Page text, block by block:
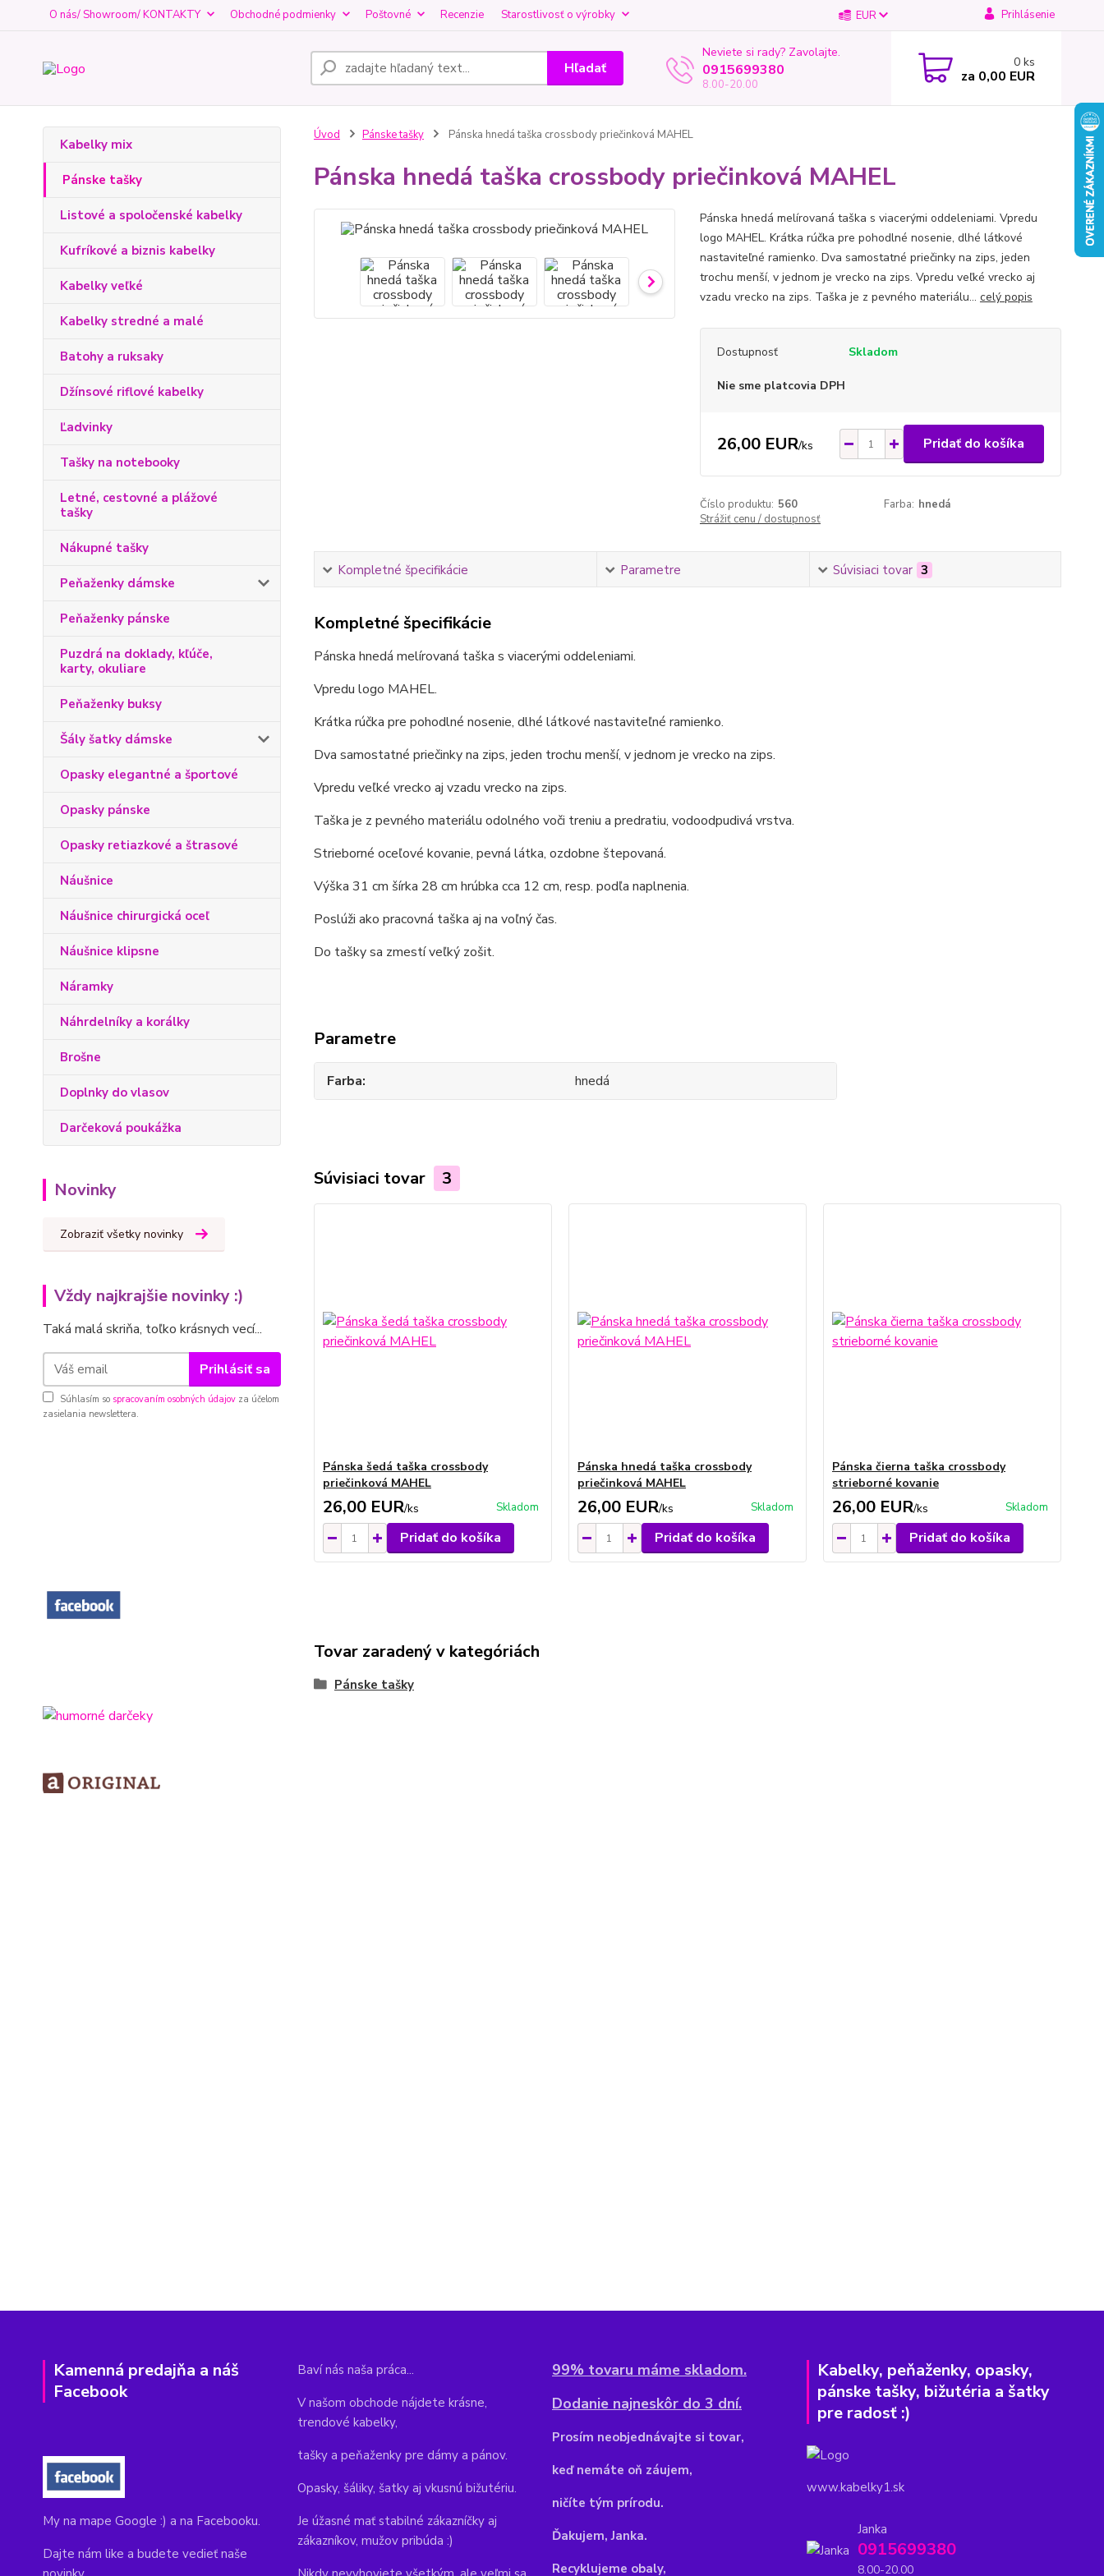
O nás/ Showroom/ KONTAKTY Obchodné podmienky Poštovné Recenzie Starostlivosť o výrobky EUR Prihlásenie
Hľadať
Neviete si rady? Zavolajte.
0915699380
8.00-20.00
0 ks
za 0,00 EUR
Kabelky mix
Pánske tašky
Listové a spoločenské kabelky
Kufríkové a biznis kabelky
Kabelky veľké
Kabelky stredné a malé
Batohy a ruksaky
Džínsové riflové kabelky
Ľadvinky
Tašky na notebooky
Letné, cestovné a plážové
tašky
Nákupné tašky
Peňaženky dámske
Peňaženky pánske
Puzdrá na doklady, kľúče,
karty, okuliare
Peňaženky buksy
Šály šatky dámske
Opasky elegantné a športové
Opasky pánske
Opasky retiazkové a štrasové
Náušnice
Náušnice chirurgická oceľ
Náušnice klipsne
Náramky
Náhrdelníky a korálky
Brošne
Doplnky do vlasov
Darčeková poukážka
Novinky
Zobraziť všetky novinky
Vždy najkrajšie novinky :)
Taká malá skriňa, toľko krásnych vecí...
Prihlásiť sa
Súhlasím so spracovaním osobných údajov za účelom
zasielania newslettera.
Úvod Pánske tašky Pánska hnedá taška crossbody priečinková MAHEL
Pánska hnedá taška crossbody priečinková MAHEL
Pánska hnedá melírovaná taška s viacerými oddeleniami. Vpredu
logo MAHEL. Krátka rúčka pre pohodlné nosenie, dlhé látkové
nastaviteľné ramienko. Dva samostatné priečinky na zips, jeden
trochu menší, v jednom je vrecko na zips. Vpredu veľké vrecko aj
vzadu vrecko na zips. Taška je z pevného materiálu... celý popis
Dostupnosť Skladom
Nie sme platcovia DPH
26,00 EUR/ks Pridať do košíka
Číslo produktu: 560 Farba: hnedá
Strážiť cenu / dostupnosť
Kompletné špecifikácie Parametre Súvisiaci tovar 3
Kompletné špecifikácie
Pánska hnedá melírovaná taška s viacerými oddeleniami.
Vpredu logo MAHEL.
Krátka rúčka pre pohodlné nosenie, dlhé látkové nastaviteľné ramienko.
Dva samostatné priečinky na zips, jeden trochu menší, v jednom je vrecko na zips.
Vpredu veľké vrecko aj vzadu vrecko na zips.
Taška je z pevného materiálu odolného voči treniu a predratiu, vodoodpudivá vrstva.
Strieborné oceľové kovanie, pevná látka, ozdobne štepovaná.
Výška 31 cm šírka 28 cm hrúbka cca 12 cm, resp. podľa naplnenia.
Poslúži ako pracovná taška aj na voľný čas.
Do tašky sa zmestí veľký zošit.
Parametre
Farba hnedá
Súvisiaci tovar 3
Pánska šedá taška crossbody
priečinková MAHEL
26,00 EUR/ks Skladom
Pridať do košíka
Pánska hnedá taška crossbody
priečinková MAHEL
26,00 EUR/ks Skladom
Pridať do košíka
Pánska čierna taška crossbody
strieborné kovanie
26,00 EUR/ks Skladom
Pridať do košíka
Tovar zaradený v kategóriách
Pánske tašky
Kamenná predajňa a náš
Facebook
My na mape Google :) a na Facebooku.
Dajte nám like a budete vedieť naše
Baví nás naša práca...
V našom obchode nájdete krásne,
trendové kabelky,
tašky a peňaženky pre dámy a pánov.
Opasky, šáliky, šatky aj vkusnú bižutériu.
Je úžasné mať stabilné zákazníčky aj
zákazníkov, mužov pribúda :)
99% tovaru máme skladom.
Dodanie najneskôr do 3 dní.
Prosím neobjednávajte si tovar,
keď nemáte oň záujem,
ničíte tým prírodu.
Ďakujem, Janka.
Recyklujeme obaly,
Kabelky, peňaženky, opasky,
pánske tašky, bižutéria a šatky
pre radosť :)
www.kabelky1.sk
Janka
0915699380
8.00-20.00